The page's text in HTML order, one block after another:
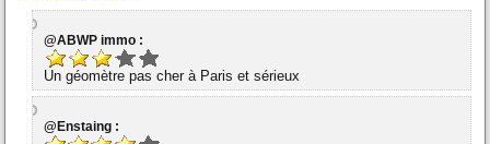
@ABWP immo :
Un géomètre pas cher à Paris et sérieux
@Enstaing :